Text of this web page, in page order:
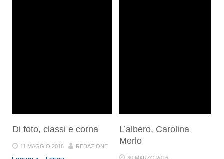
Di foto, classi e corna
11 MAGGIO 2016 REDAZIONE
L’albero, Carolina
Merlo